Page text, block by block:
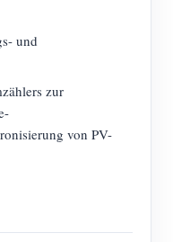
und
zur
von PV-